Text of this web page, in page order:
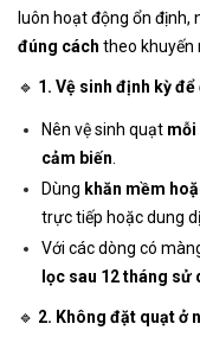
luôn hoạt động ổn định,
đúng cách theo khuyến
🔹 1. Vệ sinh định kỳ
Nên vệ sinh quạt mỗi
cảm biến
Dùng khăn mềm
trực tiếp hoặc dung
Với các dòng có
lọc sau 12 tháng sử
🔹 2. Không đặt quạt ở